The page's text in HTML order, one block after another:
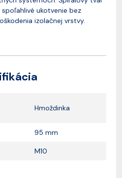
ukotvenie bez
izolačnej vrstvy.
Hmoždinka
95 mm
M10